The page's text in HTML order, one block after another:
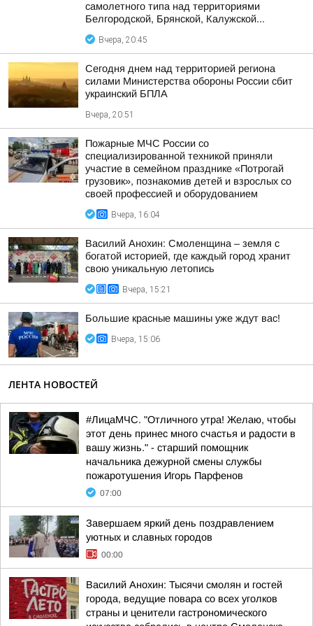
самолетного типа над территориями
Белгородской, Брянской, Калужской...
Вчера, 20:45
Сегодня днем над территорией региона
силами Министерства обороны России сбит
украинский БПЛА
Вчера, 20:51
Пожарные МЧС России со
специализированной техникой приняли
участие в семейном празднике «Потрогай
грузовик», познакомив детей и взрослых со
своей профессией и оборудованием
Вчера, 16:04
Василий Анохин: Смоленщина – земля с
богатой историей, где каждый город хранит
свою уникальную летопись
Вчера, 15:21
Большие красные машины уже ждут вас!
Вчера, 15:06
ЛЕНТА НОВОСТЕЙ
#ЛицаМЧС. "Отличного утра! Желаю, чтобы
этот день принес много счастья и радости в
вашу жизнь." - старший помощник
начальника дежурной смены службы
пожаротушения Игорь Парфенов
07:00
Завершаем яркий день поздравлением
уютных и славных городов
00:00
Василий Анохин: Тысячи смолян и гостей
города, ведущие повара со всех уголков
страны и ценители гастрономического